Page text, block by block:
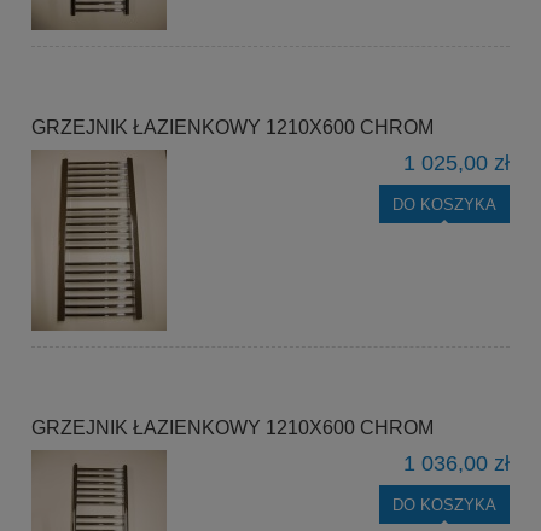
GRZEJNIK ŁAZIENKOWY 1210X600 CHROM
1 025,00 zł
DO KOSZYKA
GRZEJNIK ŁAZIENKOWY 1210X600 CHROM
1 036,00 zł
DO KOSZYKA